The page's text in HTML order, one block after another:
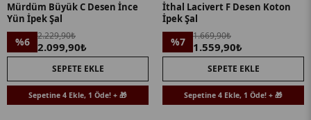
Mürdüm Büyük C Desen İnce
Yün İpek Şal
%6 2.229,90₺
2.099,90₺
SEPETE EKLE
Sepetine 4 Ekle, 1 Öde! + 🎁
İthal Lacivert F Desen Koton
İpek Şal
%7 1.669,90₺
1.559,90₺
SEPETE EKLE
Sepetine 4 Ekle, 1 Öde! + 🎁